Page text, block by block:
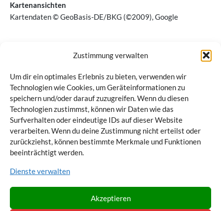
Zustimmung verwalten
Um dir ein optimales Erlebnis zu bieten, verwenden wir
Technologien wie Cookies, um Geräteinformationen zu
speichern und/oder darauf zuzugreifen. Wenn du diesen
Technologien zustimmst, können wir Daten wie das
Surfverhalten oder eindeutige IDs auf dieser Website
verarbeiten. Wenn du deine Zustimmung nicht erteilst oder
zurückziehst, können bestimmte Merkmale und Funktionen
beeinträchtigt werden.
Dienste verwalten
Akzeptieren
Kartenansichten
Kartendaten © GeoBasis-DE/BKG (©2009), Google